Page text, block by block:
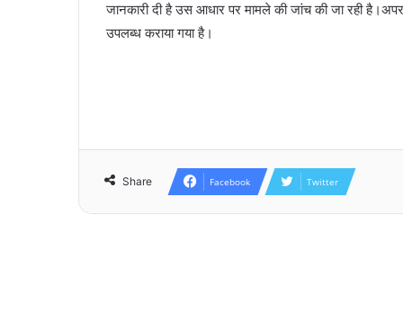
जानकारी दी है उस आधार पर मामले की जांच की जा रही
उपलब्ध कराया गया है।
Share Facebook Twitter